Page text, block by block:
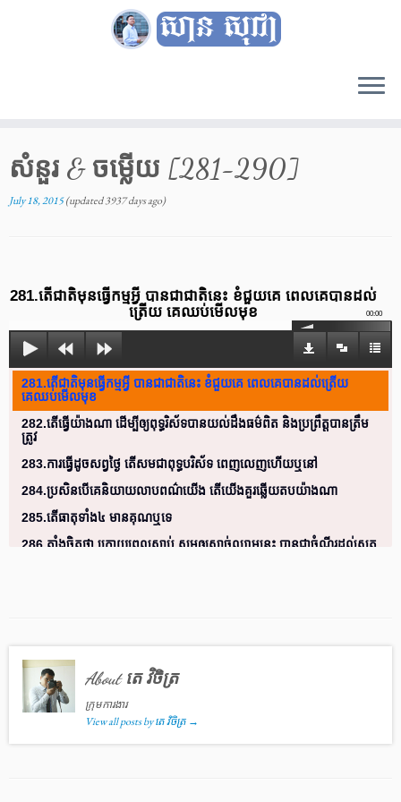
សំនួរ & ចម្លើយ [281-290]
July 18, 2015(updated 3937 days ago)
281.តើជាតិមុនធ្វើកម្មអ្វី បានជាជាតិនេះ ខំជួយគេ ពេលគេបានដល់
ត្រើយ គេឈប់មើលមុខ
00:00
281.តើជាតិមុនធ្វើកម្មអ្វី បានជាជាតិនេះ ខំជួយគេ ពេលគេបានដល់ត្រើយ
គេឈប់មើលមុខ
282.តើធ្វើយ៉ាងណា ដើម្បីឲ្យពុទ្ធរិស័ទបានយល់ដឹងធម៌ពិត និងប្រព្រឹត្តបានត្រឹម
ត្រូវ
283.ការធ្វើដូចសព្វថ្ងៃ តើសមជាពុទ្ធបរិស័ទ ពេញលេញហើយឬនៅ
284.ប្រសិនបើគេនិយាយលាបពណ៌យើង តើយើងគួរឆ្លើយតបយ៉ាងណា
285.តើធាតុទាំង៤ មានគុណឬទេ
286.តាំងចិត្តថា ក្រោយពេលស្លាប់ សូមឲ្យសាច់ឈាមនេះ បានជាចំណីរដល់សត្វ
290.តើព្រះពុទ្ធសាសនា ជួយអ្វីខ្លះដល់សង្គម
About តេ វិចិត្រ
ក្រុមការងារ
View all posts by តេ វិចិត្រ →